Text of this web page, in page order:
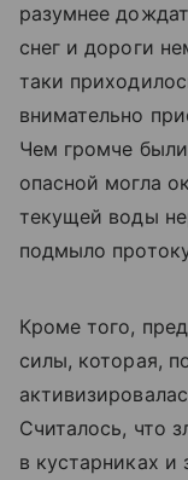
разумнее
снег и дороги
таки
внимательно
Чем громче
опасной могла
текущей воды
подмыло
Кроме того,
силы, которая,
Считалось, что
в кустарниках и